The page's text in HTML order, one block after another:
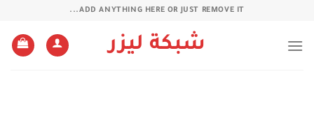
ADD ANYTHING HERE OR JUST REMOVE IT...
شبكة ليزر